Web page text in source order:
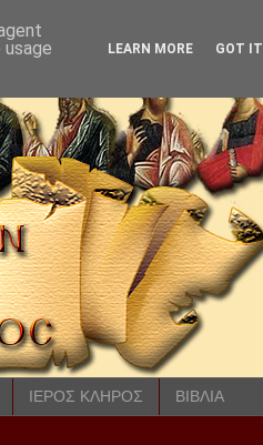
ΙΕΡΟΣ ΚΛΗΡΟΣ ΒΙΒΛΙΑ
LEARN MORE GOT IT